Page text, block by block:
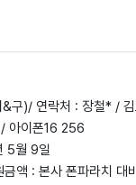
구)/ 연락처 : 장철* /
아이폰16 256
5월 9일
액 : 본사 폰파라치 대